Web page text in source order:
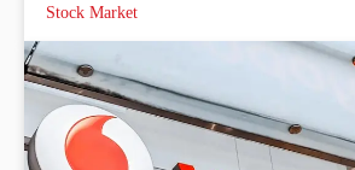
Stock Market